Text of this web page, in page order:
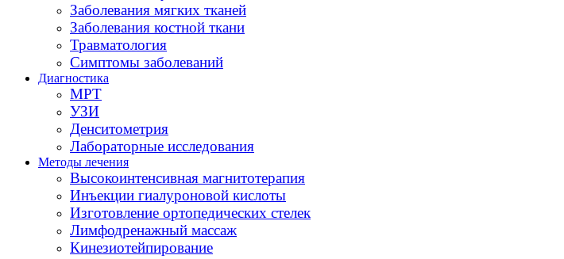
Заболевания мягких тканей
Заболевания костной ткани
Травматология
Симптомы заболеваний
Диагностика
МРТ
УЗИ
Денситометрия
Лабораторные исследования
Методы лечения
Высокоинтенсивная магнитотерапия
Инъекции гиалуроновой кислоты
Изготовление ортопедических стелек
Лимфодренажный массаж
Кинезиотейпирование